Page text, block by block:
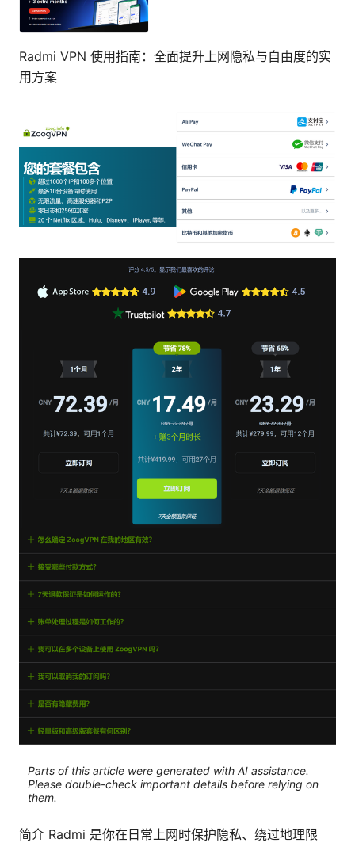
Radmi VPN 使用指南：全面提升上网隐私与自由度的实
用方案
Parts of this article were generated with AI assistance.
Please double-check important details before relying on
them.
简介 Radmi 是你在日常上网时保护隐私、绕过地理限